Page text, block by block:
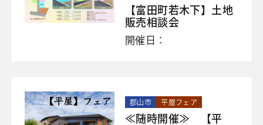
【富田町若木下】土地
販売相談会
開催日：
郡山市 平屋フェア
≪随時開催≫ 【平